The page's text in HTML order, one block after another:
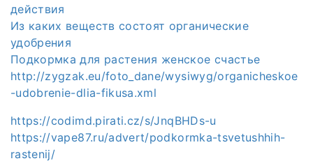
действия
Из каких веществ состоят органические
удобрения
Подкормка для растения женское счастье
http://zygzak.eu/foto_dane/wysiwyg/organicheskoe
-udobrenie-dlia-fikusa.xml
https://codimd.pirati.cz/s/JnqBHDs-u
https://vape87.ru/advert/podkormka-tsvetushhih-
rastenij/